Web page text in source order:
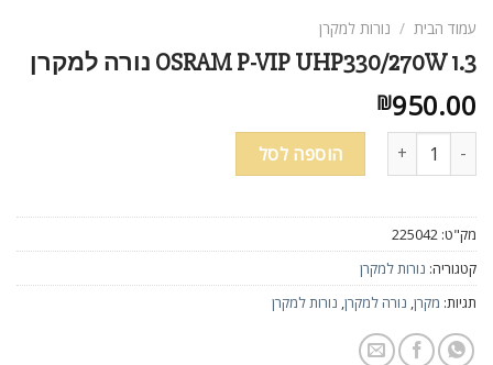
עמוד הבית / נורות למקרן
OSRAM P-VIP UHP330/270W 1.3 נורה למקרן
₪950.00
כמות של OSRAM P-VIP UHP330/270W 1.3 נורה למקרן הוספה לסל
מק"ט: 225042
קטגוריה: נורות למקרן
תגיות: מקרן, נורה למקרן, נורות למקרן